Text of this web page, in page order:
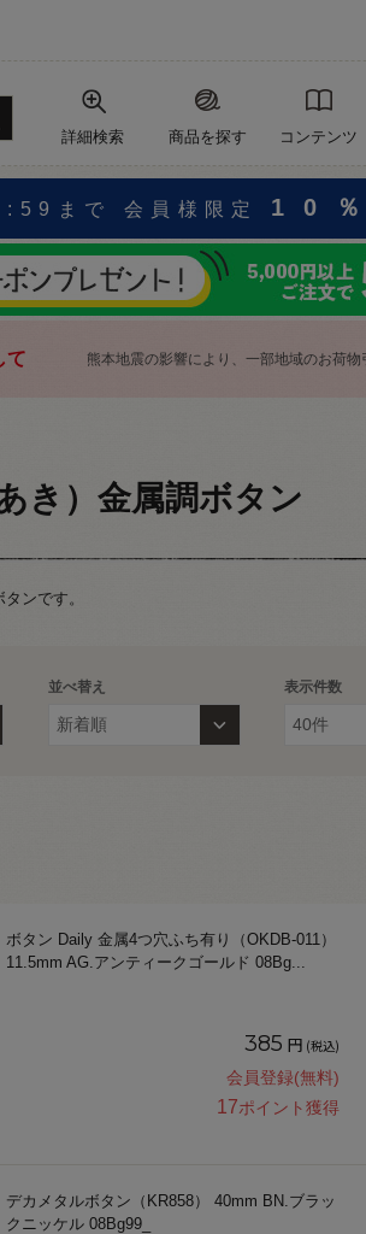
詳細検索 商品を探す コンテンツ
まで 会員様限定 10
て 熊本地震の影響により、一部地域のお荷
き）金属調ボタン
ンです。
並べ替え 表示件数
ボタン Daily 金属4つ穴ふち有り（OKDB-011）
11.5mm AG.アンティークゴールド 08Bg
385 円 (税込)
会員登録(無料)
17ポイント獲得
デカメタルボタン（KR858） 40mm BN.ブラッ
クニッケル 08Bg99_